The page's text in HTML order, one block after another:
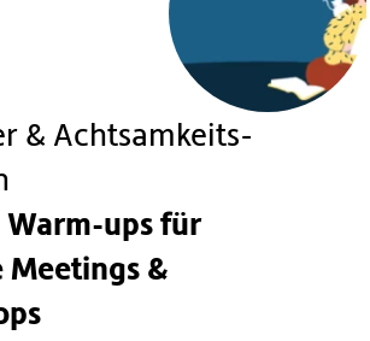
& Achtsamkeits­
Warm-ups für
&